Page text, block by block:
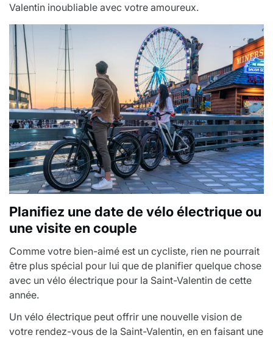
Valentin inoubliable avec votre amoureux.
Planifiez une date de vélo électrique ou
une visite en couple
Comme votre bien-aimé est un cycliste, rien ne pourrait
être plus spécial pour lui que de planifier quelque chose
avec un vélo électrique pour la Saint-Valentin de cette
année.
Un vélo électrique peut offrir une nouvelle vision de
votre rendez-vous de la Saint-Valentin, en en faisant une